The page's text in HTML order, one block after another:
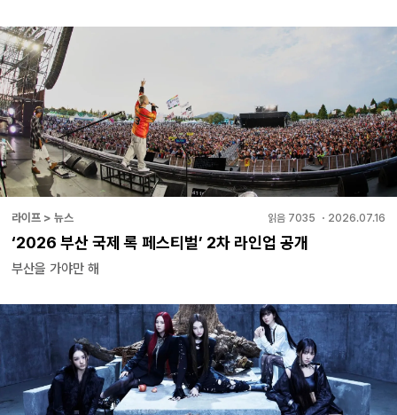
라이프 > 뉴스 읽음 7035 ・ 2026.07.16
‘2026 부산 국제 록 페스티벌’ 2차 라인업 공개
부산을 가야만 해